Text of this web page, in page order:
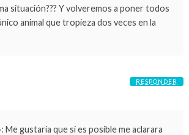
situación??? Y volveremos a poner todos
animal que tropieza dos veces en la
Me gustaría que si es posible me aclarara
RESPONDER